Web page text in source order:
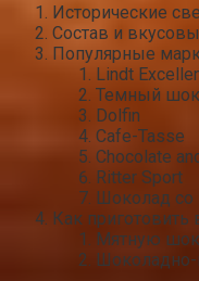
Исторические
Состав и
Популярные
Lindt
Темный
Dolfin
Cafe-Tasse
Сhocolate
Ritter Sport
Шоколад со
Как
Мятную